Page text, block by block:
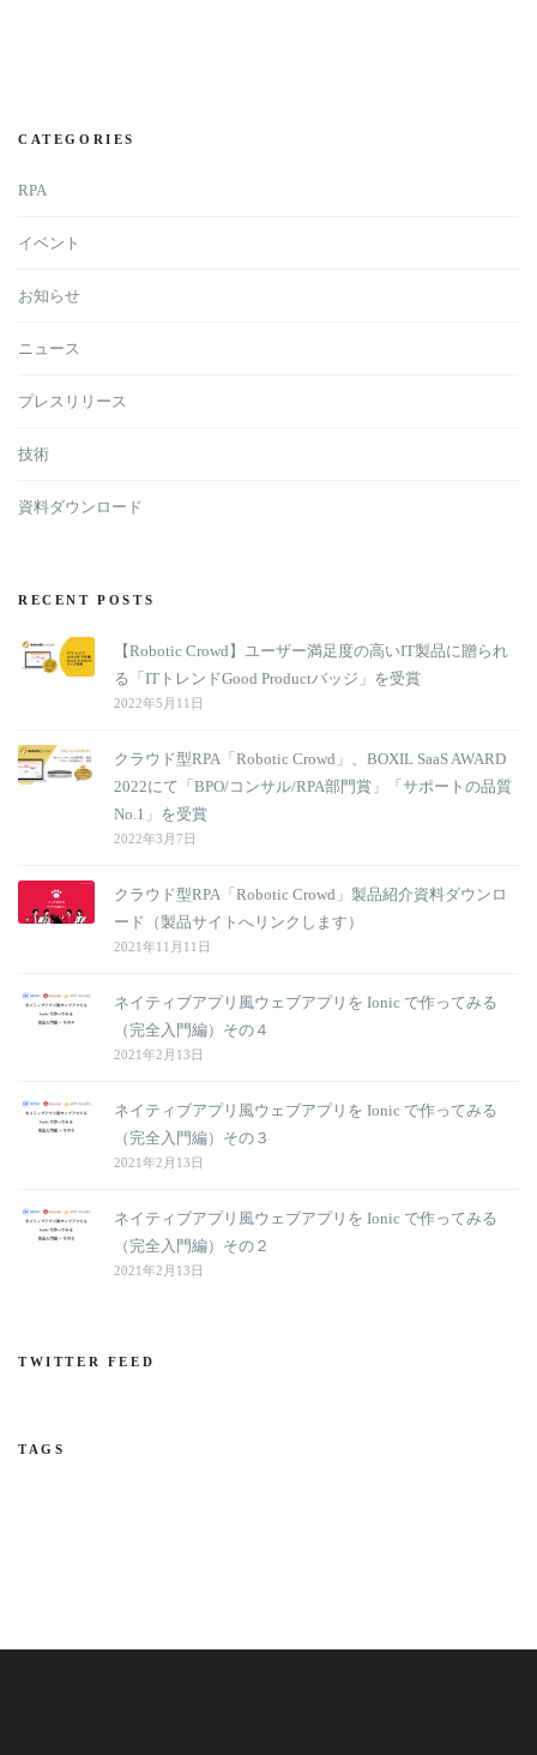
CATEGORIES
RPA
イベント
お知らせ
ニュース
プレスリリース
技術
資料ダウンロード
RECENT POSTS
【Robotic Crowd】ユーザー満足度の高いIT製品に贈られ
る「ITトレンドGood Productバッジ」を受賞
2022年5月11日
クラウド型RPA「Robotic Crowd」、BOXIL SaaS AWARD
2022にて「BPO/コンサル/RPA部門賞」「サポートの品質
No.1」を受賞
2022年3月7日
クラウド型RPA「Robotic Crowd」製品紹介資料ダウンロ
ード（製品サイトへリンクします）
2021年11月11日
ネイティブアプリ風ウェブアプリを Ionic で作ってみる
（完全入門編）その４
2021年2月13日
ネイティブアプリ風ウェブアプリを Ionic で作ってみる
（完全入門編）その３
2021年2月13日
ネイティブアプリ風ウェブアプリを Ionic で作ってみる
（完全入門編）その２
2021年2月13日
TWITTER FEED
TAGS